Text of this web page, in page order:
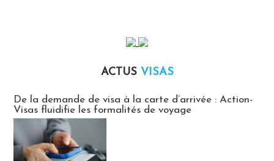
ACTUS VISAS
De la demande de visa à la carte d’arrivée : Action-
Visas fluidifie les formalités de voyage